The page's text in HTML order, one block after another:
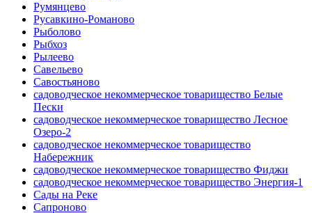
Румянцево
Русавкино-Романово
Рыболово
Рыбхоз
Рылеево
Савельево
Савостьяново
садоводческое некоммерческое товарищество Белые
Пески
садоводческое некоммерческое товарищество Лесное
Озеро-2
садоводческое некоммерческое товарищество
Набережник
садоводческое некоммерческое товарищество Фиджи
садоводческое некоммерческое товарищество Энергия-1
Сады на Реке
Сапроново